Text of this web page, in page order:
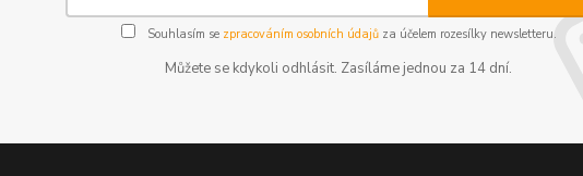
Souhlasím se zpracováním osobních údajůza účelem rozesílky newsletteru.
Můžete se kdykoli odhlásit. Zasíláme jednou za 14 dní.